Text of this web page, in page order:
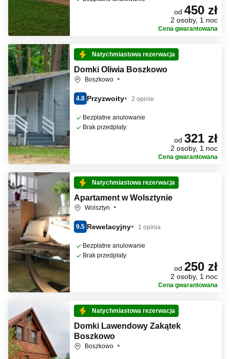
od 450 zł
2 osoby, 1 noc
Cena gwarantowana
Natychmiastowa rezerwacja
Domki Oliwia Boszkowo
Boszkowo
4.8 Przyzwoity 2 opinie
Bezpłatne anulowanie
Brak przedpłaty
od 321 zł
2 osoby, 1 noc
Cena gwarantowana
Natychmiastowa rezerwacja
Apartament w Wolsztynie
Wolsztyn
9.5 Rewelacyjny 1 opinia
Bezpłatne anulowanie
Brak przedpłaty
od 250 zł
2 osoby, 1 noc
Cena gwarantowana
Natychmiastowa rezerwacja
Domki Lawendowy Zakątek
Boszkowo
Boszkowo